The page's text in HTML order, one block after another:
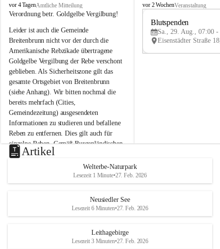
B
r
i
t
e
n
b
r
u
n
n
a
m
N
e
u
s
d
S
vor 4 TagenAmtliche Mitteilung
Verordnung betr. Goldgelbe Vergilbung!
Leider ist auch die Gemeinde
Breitenbrunn nicht vor der durch die
Amerikanische Rebzikade übertragene
Goldgelbe Vergilbung der Rebe verschont
geblieben. Als Sicherheitszone gilt das
gesamte Ortsgebiet von Breitenbrunn
(siehe Anhang). Wir bitten nochmal die
bereits mehrfach (Cities,
Gemeindezeitung) ausgesendeten
Informationen zu studieren und befallene
Reben zu entfernen. Dies gilt auch für
einzelne Reben. Gemäß Burgenländischen
Weinbaugesetz sind nicht gepflegte oder
unzulässige Weingärten zu roden! Bitte
helfen wir zusammen um unsere Winzer
vor den prognostizierten Ernteausfällen
und den daraus folgenden wirtschaftlichen
Maßnahmen zur Bekämpfung
B
e
u
e
d
r
S
vor 2 WochenVeranstaltung
Blutspenden
Sa., 29. Aug., 07:00 -
Artikel
Welterbe-Naturpark
Lesezeit 1 Minute•27. Feb. 2026
Neusiedler See
Lesezeit 6 Minuten•27. Feb. 2026
Leithagebirge
Lesezeit 3 Minuten•27. Feb. 2026